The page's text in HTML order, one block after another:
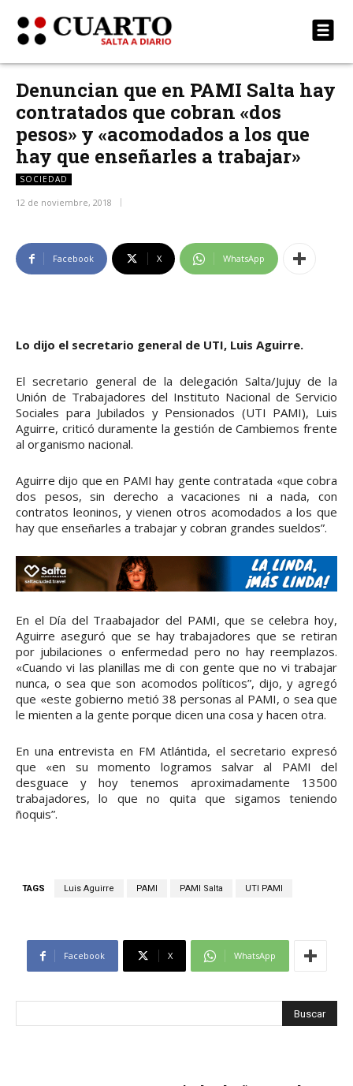
Denuncian que en PAMI Salta hay
contratados que cobran «dos
pesos» y «acomodados a los que
hay que enseñarles a trabajar»
SOCIEDAD
12 de noviembre, 2018
Facebook X WhatsApp
Lo dijo el secretario general de UTI, Luis Aguirre.
El secretario general de la delegación Salta/Jujuy de la
Unión de Trabajadores del Instituto Nacional de Servicio
Sociales para Jubilados y Pensionados (UTI PAMI), Luis
Aguirre, criticó duramente la gestión de Cambiemos frente
al organismo nacional.
Aguirre dijo que en PAMI hay gente contratada «que cobra
dos pesos, sin derecho a vacaciones ni a nada, con
contratos leoninos, y vienen otros acomodados a los que
hay que enseñarles a trabajar y cobran grandes sueldos”.
En el Día del Traabajador del PAMI, que se celebra hoy,
Aguirre aseguró que se hay trabajadores que se retiran
por jubilaciones o enfermedad pero no hay reemplazos.
«Cuando vi las planillas me di con gente que no vi trabajar
nunca, o sea que son acomodos políticos”, dijo, y agregó
que «este gobierno metió 38 personas al PAMI, o sea que
le mienten a la gente porque dicen una cosa y hacen otra.
En una entrevista en FM Atlántida, el secretario expresó
que «en su momento logramos salvar al PAMI del
desguace y hoy tenemos aproximadamente 13500
trabajadores, lo que no quita que sigamos teniendo
ñoquis”.
TAGS Luis Aguirre PAMI PAMI Salta UTI PAMI
Facebook X WhatsApp